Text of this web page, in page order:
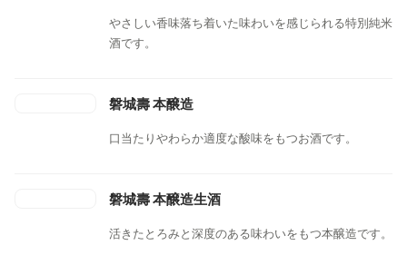
やさしい香味落ち着いた味わいを感じられる特別純米
酒です。
磐城壽 本醸造
口当たりやわらか適度な酸味をもつお酒です。
磐城壽 本醸造生酒
活きたとろみと深度のある味わいをもつ本醸造です。